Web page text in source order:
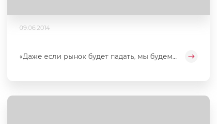
09.06.2014
«Даже если рынок будет падать, мы будем...